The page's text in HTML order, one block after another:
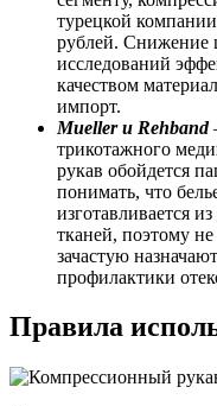
турецкой
рублей. Снижение
исследований
качеством
импорт.
Mueller и Rehband
трикотажного
рукав обойдется
понимать, что
изготавливается
тканей, поэтому
зачастую
профилактики
Правила